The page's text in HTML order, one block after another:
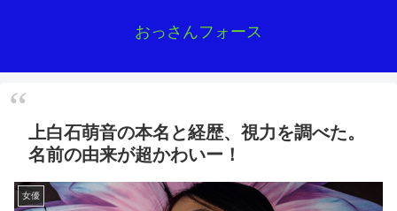
おっさんフォース
上白石萌音の本名と経歴、視力を調べた。
名前の由来が超かわいー！
女優